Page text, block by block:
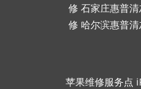
修 石家庄惠普
修 哈尔滨惠普
苹果维修服务点